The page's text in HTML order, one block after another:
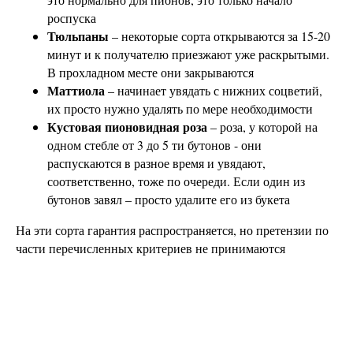
роспуска
Тюльпаны – некоторые сорта открываются за 15-20
минут и к получателю приезжают уже раскрытыми.
В прохладном месте они закрываются
Маттиола – начинает увядать с нижних соцветий,
их просто нужно удалять по мере необходимости
Кустовая пионовидная роза – роза, у которой на
одном стебле от 3 до 5 ти бутонов - они
распускаются в разное время и увядают,
соответственно, тоже по очереди. Если один из
бутонов завял – просто удалите его из букета
На эти сорта гарантия распространяется, но претензии по
части перечисленных критериев не принимаются